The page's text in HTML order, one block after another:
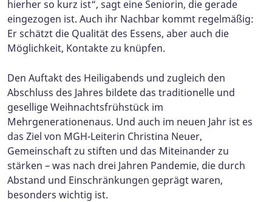
hierher so kurz ist“, sagt eine Seniorin, die gerade
eingezogen ist. Auch ihr Nachbar kommt regelmäßig:
Er schätzt die Qualität des Essens, aber auch die
Möglichkeit, Kontakte zu knüpfen.
Den Auftakt des Heiligabends und zugleich den
Abschluss des Jahres bildete das traditionelle und
gesellige Weihnachtsfrühstück im
Mehrgenerationenaus. Und auch im neuen Jahr ist es
das Ziel von MGH-Leiterin Christina Neuer,
Gemeinschaft zu stiften und das Miteinander zu
stärken – was nach drei Jahren Pandemie, die durch
Abstand und Einschränkungen geprägt waren,
besonders wichtig ist.